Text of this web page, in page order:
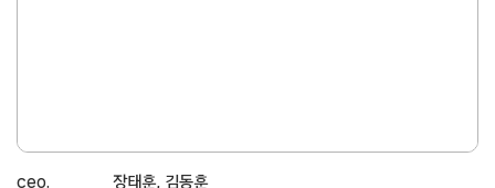
ceo.
장태훈, 김동훈